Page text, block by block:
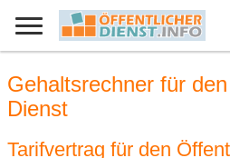
Gehaltsrechner für
Dienst
Tarifvertrag für den